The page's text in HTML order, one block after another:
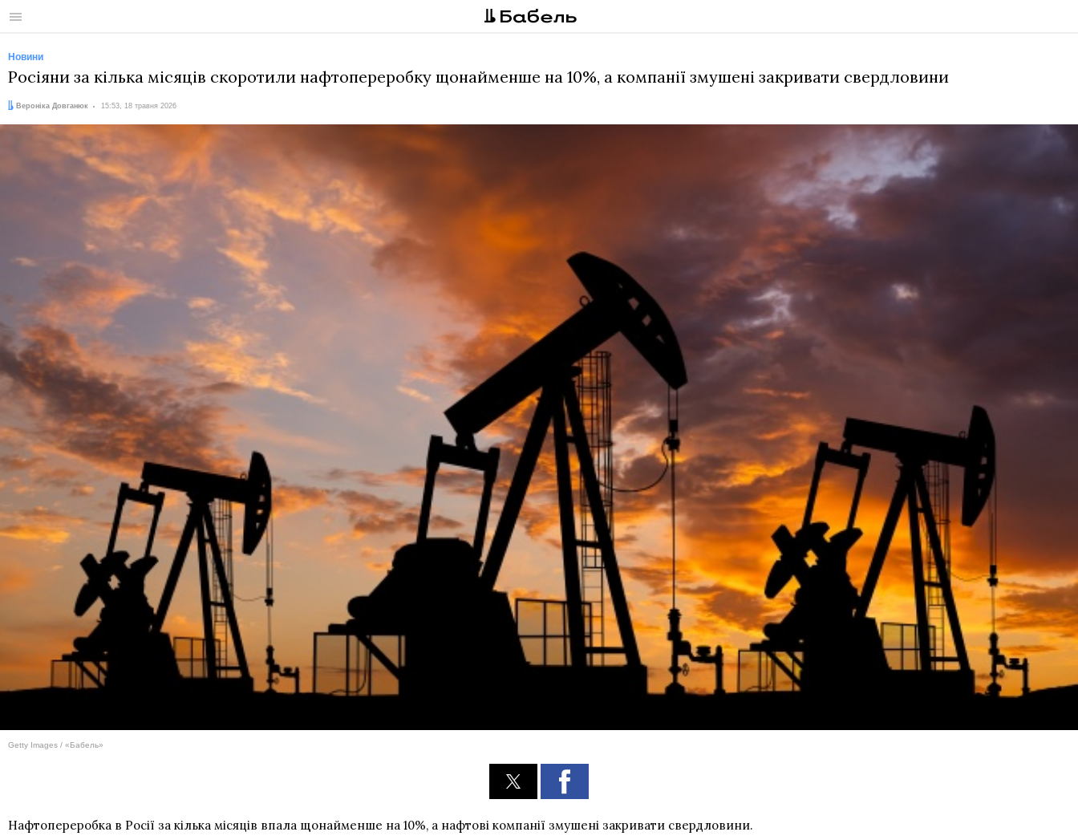
Меню
Новини
Росіяни за кілька місяців скоротили нафтопереробку щонайменше на 10%, а компанії змушені закривати свердловини
Автор:
Вероніка Довганюк
Дата: 15:53, 18 травня 2026
Getty Images / «Бабель»
Нафтопереробка в Росії за кілька місяців впала щонайменше на 10%, а нафтові компанії змушені закривати свердловини.